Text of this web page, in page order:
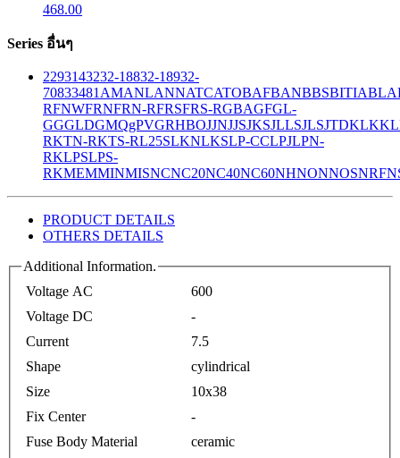
468.00
Series อื่นๆ
2293143232-18832-18932-
70833481 AMANLANNATCATOBAFBANBBSBITIABLA
RFNWFRNFRN-RFRSFRS-RGBAGFGL-
GGGLDGMQgPVGRHBOJJNJJSJKSJLLSJLSJTDKLK
RKTN-RKTS-RL25SLKNLKSLP-CCLPJLPN-
RKLPSLPS-
RKMEMMINMISNCNC20NC40NC60NHNONNOSNRF
PRODUCT DETAILS
OTHERS DETAILS
Additional Information.
Voltage AC
600
Voltage DC
-
Current
7.5
Shape
cylindrical
Size
10x38
Fix Center
-
Fuse Body Material
ceramic